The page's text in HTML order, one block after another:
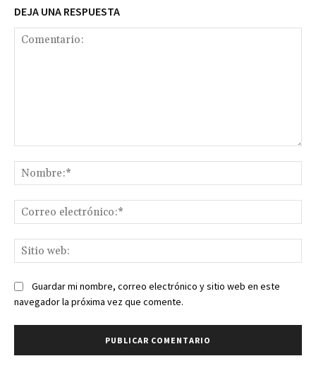
DEJA UNA RESPUESTA
Guardar mi nombre, correo electrónico y sitio web en este
navegador la próxima vez que comente.